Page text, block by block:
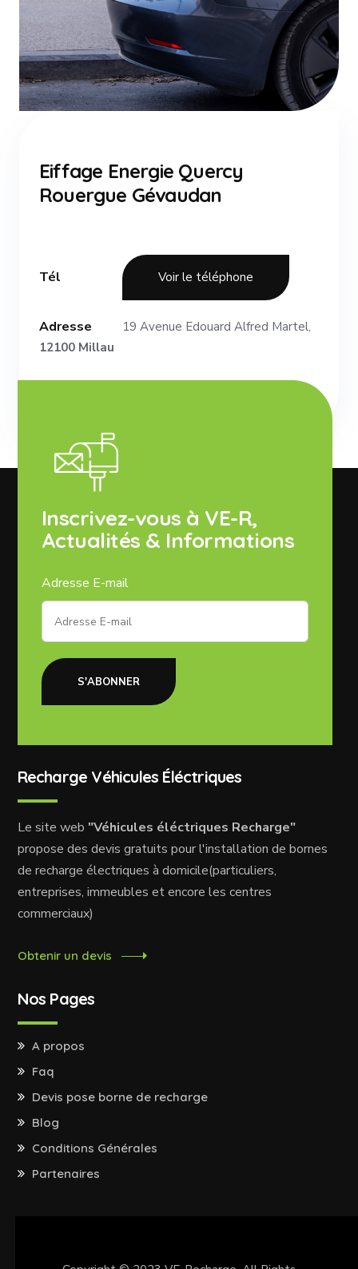
Eiffage Energie Quercy
Rouergue Gévaudan
Tél Voir le téléphone
Adresse
19 Avenue Edouard Alfred Martel,
12100 Millau
Inscrivez-vous à VE-R,
Actualités & Informations
Adresse E-mail
S'ABONNER
Recharge Véhicules Éléctriques
Le site web "Véhicules éléctriques Recharge"
propose des devis gratuits pour l'installation de bornes
de recharge électriques à domicile(particuliers,
entreprises, immeubles et encore les centres
commerciaux)
Obtenir un devis
Nos Pages
A propos
Faq
Devis pose borne de recharge
Blog
Conditions Générales
Partenaires